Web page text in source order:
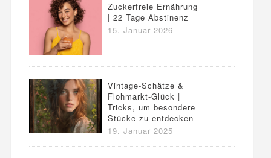
Zuckerfreie Ernährung
| 22 Tage Abstinenz
15. Januar 2026
Vintage-Schätze &
Flohmarkt-Glück |
Tricks, um besondere
Stücke zu entdecken
19. Januar 2025